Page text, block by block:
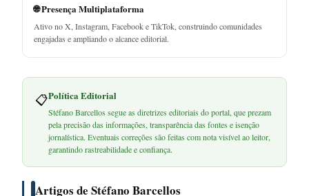
🌐 Presença Multiplataforma
Ativo no X, Instagram, Facebook e TikTok, construindo comunidades
engajadas e ampliando o alcance editorial.
📋Política Editorial
Stéfano Barcellos segue as diretrizes editoriais do portal, que prezam
pela precisão das informações, transparência das fontes e isenção
jornalística. Eventuais correções são feitas com nota visível ao leitor,
garantindo rastreabilidade e confiança.
Artigos de Stéfano Barcellos